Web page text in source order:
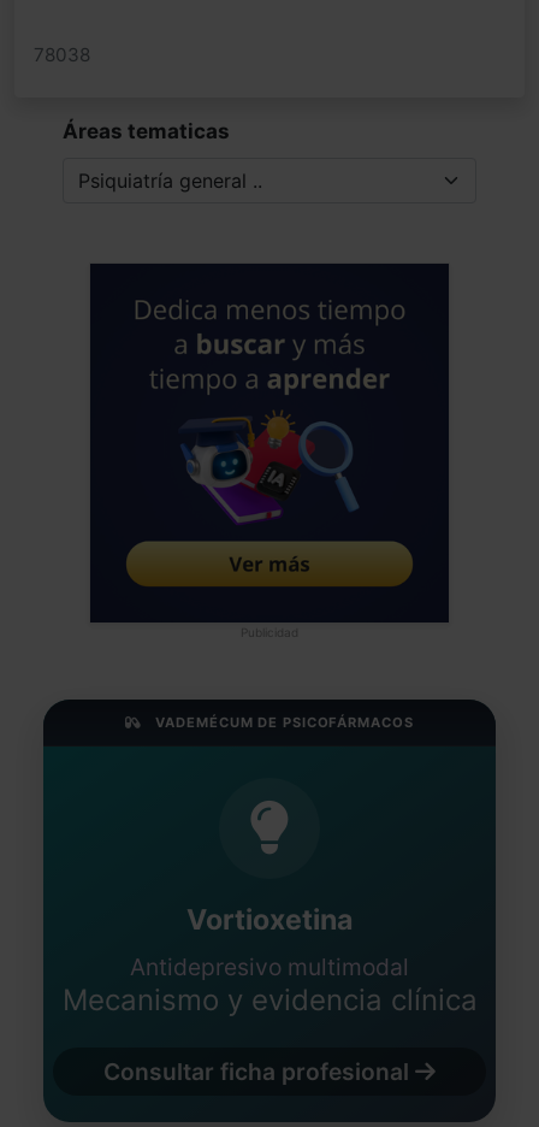
78038
Áreas tematicas
Publicidad
VADEMÉCUM DE PSICOFÁRMACOS
Vortioxetina
Antidepresivo multimodal
Mecanismo y evidencia clínica
Consultar ficha profesional